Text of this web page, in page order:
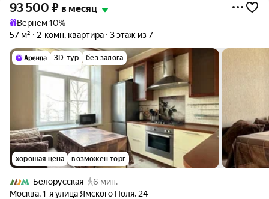
93 500 ₽ в месяц
Вернём 10%
57 м²
2-комн. квартира 3 этаж из 7
3D-тур без залога
хорошая цена возможен торг
Белорусская
6 мин.
Москва,1-я улица Ямского Поля, 24